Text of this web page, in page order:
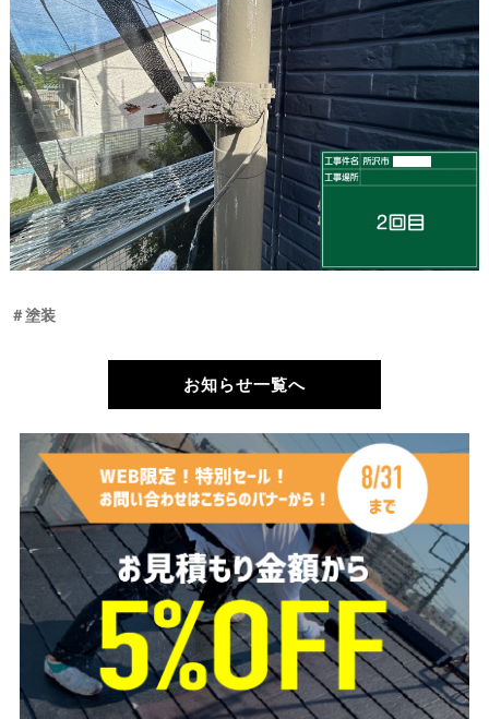
＃塗装
お知らせ一覧へ